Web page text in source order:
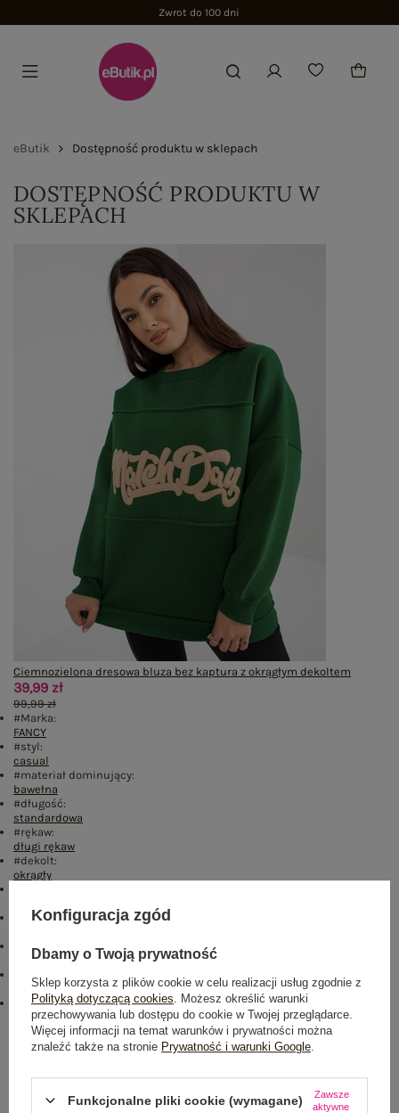
Zwrot do 100 dni
eButik Dostępność produktu w sklepach
DOSTĘPNOŚĆ PRODUKTU W
SKLEPACH
Ciemnozielona dresowa bluza bez kaptura z okrągłym dekoltem
39,99 zł
99,99 zł
#Marka:
FANCY
#styl:
casual
#materiał dominujący:
bawełna
#długość:
standardowa
#rękaw:
długi rękaw
#dekolt:
okrągły
#cechy dodatkowe:
#skład materiału :
65% bawełna ,35% elastan
#sposób prania :
pranie w pralce w 30°C
#modelka:
Modelka ma na sobie rozmiar one size. Wymiary modelki: wzrost 164
cm, biust 86 cm, talia 67 cm, biodra 99 cm
Dostępny
Konfiguracja zgód
Dbamy o Twoją prywatność
Sklep korzysta z plików cookie w celu realizacji usług zgodnie z
Polityką dotyczącą cookies . Możesz określić warunki
przechowywania lub dostępu do cookie w Twojej przeglądarce.
Więcej informacji na temat warunków i prywatności można
znaleźć także na stronie Prywatność i warunki Google
Funkcjonalne pliki cookie (wymagane)
Zawsze
aktywne